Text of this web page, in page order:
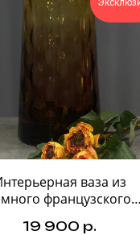
ваза из
французского
19 900 р.